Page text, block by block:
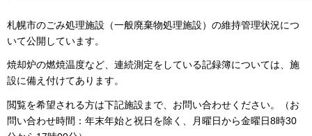
札幌市のごみ処理施設（一般廃棄物処理施設）の維持管理状況につ
いて公開しています。
焼却炉の燃焼温度など、連続測定をしている記録簿については、施
設に備え付けてあります。
閲覧を希望される方は下記施設まで、お問い合わせください。（お
問い合わせ時間：年末年始と祝日を除く、月曜日から金曜日8時30